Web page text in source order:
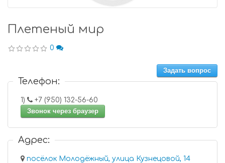
Плетеный мир
0
Задать вопрос
Телефон:
1)
+7 (950) 132-56-60
Звонок через браузер
Адрес:
посёлок Молодёжный, улица Кузнецовой, 14